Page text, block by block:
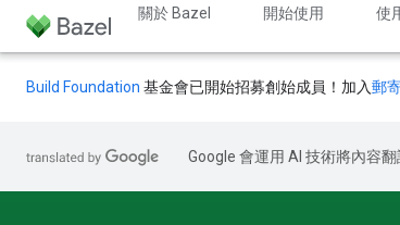
關於 Bazel 開始使用 使
Build Foundation 基金會已開始招募創始成員！加入郵
Google 會運用 AI 技術將內容